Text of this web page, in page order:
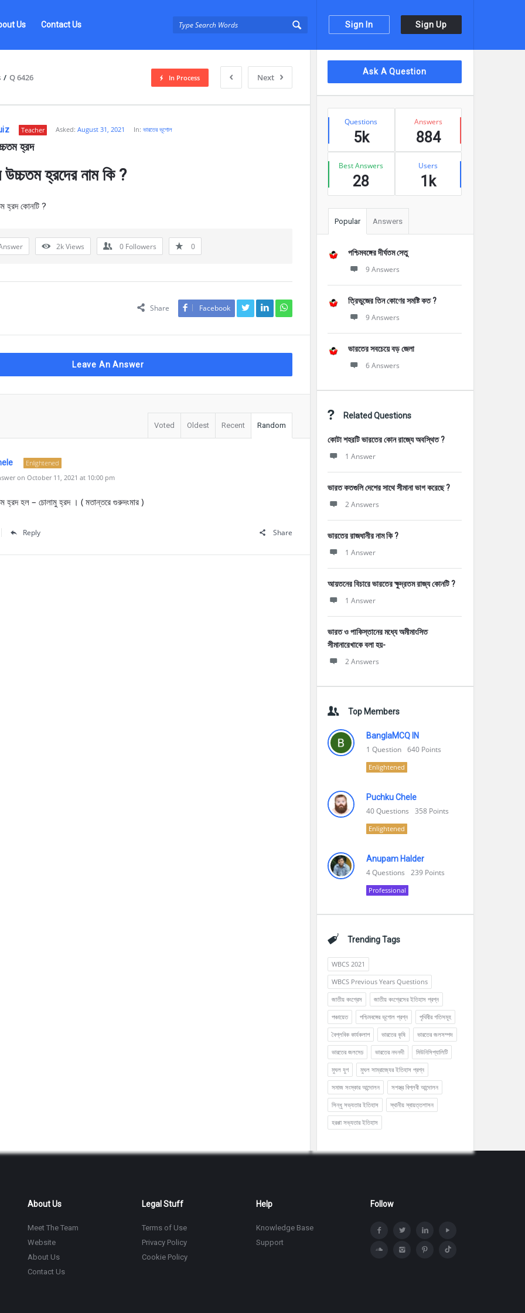
Sign In Sign Up
Us Contact Us
/ Q 6426 Next
In Process
Teacher Asked: August 31, 2021 In: ভারতের ভূগোল
হ্রদ
উচ্চতম হ্রদের নাম কি ?
হ্রদ কোনটি ?
2kViews 0 Followers 0
Share Facebook
Leave An Answer
Voted Oldest Recent Random
Enlightened
on October 11, 2021 at 10:00 pm
হ্রদ হল – চোলামু হ্রদ । ( মতান্তরে গুরুদংমার )
Reply Share
Sidebar
Ask A Question
StatsQuestions
5k
Answers
884
Best Answers
28
Users
1k
Popular Answers
পশ্চিমবঙ্গের দীর্ঘতম সেতু
9 Answers
ত্রিভুজের তিন কোণের সমষ্টি কত ?
9 Answers
ভারতের সবচেয়ে বড় জেলা
6 Answers
Related Questions
কোটা শহরটি ভারতের কোন রাজ্যে অবস্থিত ?
1 Answer
ভারত কতগুলি দেশের সাথে সীমানা ভাগ করেছে ?
2 Answers
ভারতের রাজধানীর নাম কি ?
1 Answer
আয়তনের বিচারে ভারতের ক্ষুদ্রতম রাজ্য কোনটি ?
1 Answer
ভারত ও পাকিস্তানের মধ্যে অমীমাংসিত
সীমানারেখাকে বলা হয়-
2 Answers
Top Members
BanglaMCQ IN
1 Question 640 Points
Enlightened
Puchku Chele
40Questions 358 Points
Enlightened
Anupam Halder
4Questions 239 Points
Professional
Trending Tags
WBCS 2021
WBCS Previous Years Questions
জাতীয় কংগ্রেস
জাতীয় কংগ্রেসের ইতিহাস প্রশ্ন
পঞ্চায়েত
পশ্চিমবঙ্গের ভূগোল প্রশ্ন
পৃথিবীর গতিসমূহ
বৈপ্লবিক কার্যকলাপ
ভারতের কৃষি
ভারতের জলসম্পদ
ভারতের জলসেচ
ভারতের নদনদী
মিউনিসিপ্যালিটি
মুঘল যুগ
মুঘল সাম্রাজ্যের ইতিহাস প্রশ্ন
সমাজ সংস্কার আন্দোলন
সশস্ত্র বিপ্লবী আন্দোলন
সিন্ধু সভ্যতার ইতিহাস
স্থানীয় স্বায়ত্তশাসন
হরপ্পা সভ্যতার ইতিহাস
About Us
Meet The Team
Website
About Us
Contact Us
Legal Stuff
Terms of Use
Privacy Policy
Cookie Policy
Help
Knowledge Base
Support
Follow